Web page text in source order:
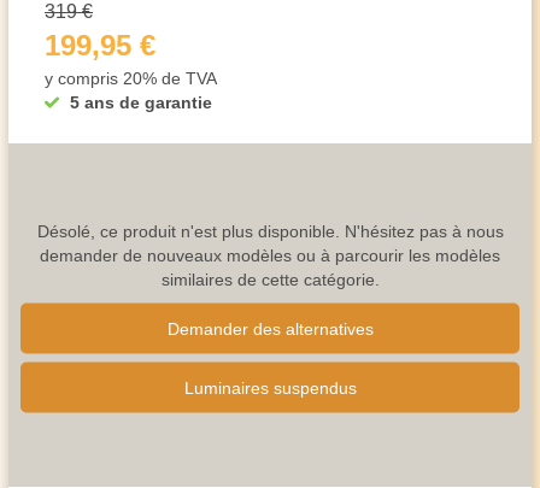
5 ans de garantie
319 €
199,95 €
y compris 20% de TVA
Désolé, ce produit n'est plus disponible. N'hésitez pas à nous
demander de nouveaux modèles ou à parcourir les modèles
similaires de cette catégorie.
Demander des alternatives
Luminaires suspendus